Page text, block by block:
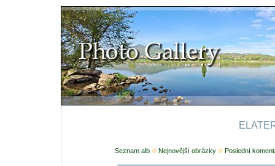
Seznam alb Nejnovější obrázky Poslední